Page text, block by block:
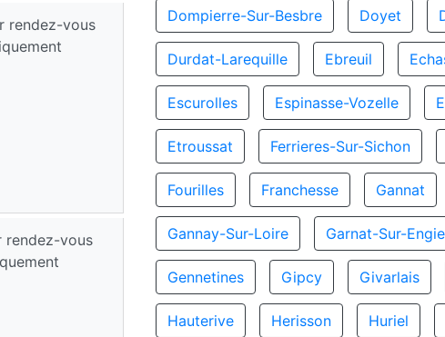
rendez-vous
rendez-vous
Dompierre-Sur-Besbre Doyet
Durdat-Larequille Ebreuil
Escurolles Espinasse-Vozelle
Etroussat Ferrieres-Sur-Sichon
Fourilles Franchesse Gannat
Gannay-Sur-Loire Garnat-Sur-
Gennetines Gipcy Givarlais
Hauterive Herisson Huriel